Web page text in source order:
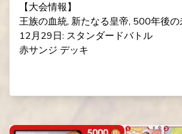
【大会情報】
王族の血統, 新たなる皇帝, 500年後
12月29日: スタンダードバトル
赤サンジ デッキ